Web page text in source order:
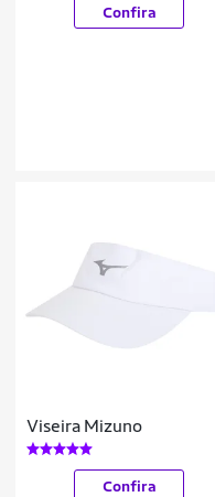
Confira
Viseira Mizuno
Confira